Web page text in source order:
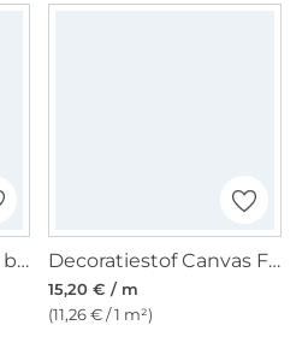
Decoratiestof Canvas beautiful flowers, bruin Decoratiestof Canvas Finest Fruits, gebroken wit
15,20 € / m
(11,26 € / 1 m²)